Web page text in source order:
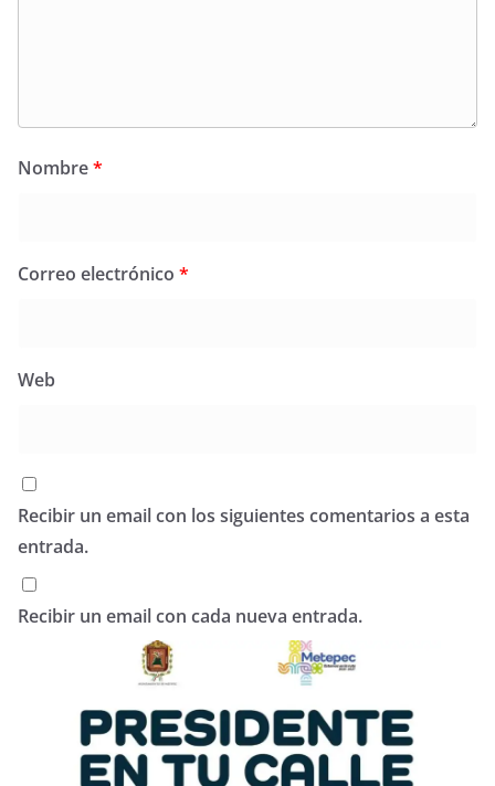
Nombre*
Correo electrónico *
Web
Recibir un email con los siguientes comentarios a esta
entrada.
Recibir un email con cada nueva entrada.